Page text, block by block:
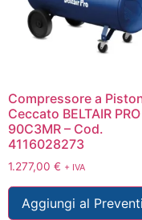
Compressore a
Ceccato BELTAIR PRO
90C3MR – Cod.
4116028273
1.277,00 € + IVA
Aggiungi al